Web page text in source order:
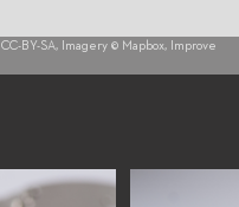
CC-BY-SA, Imagery © Mapbox,
Improve